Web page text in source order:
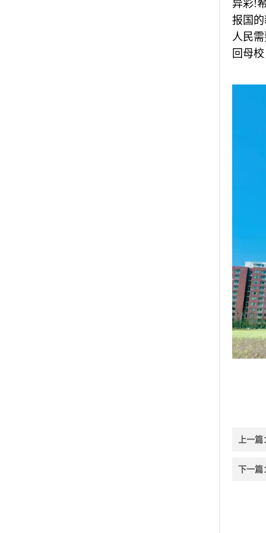
异彩!
报国
人民
回母
上一篇
下一篇